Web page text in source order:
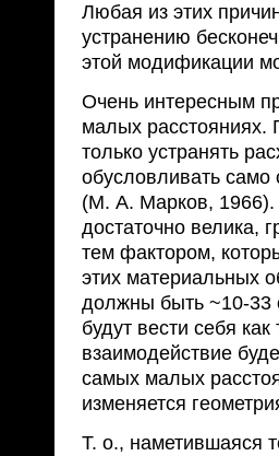
Любая из этих
устранению
этой модификации
Очень интересным
малых расстояниях.
только устранять
обусловливать
(М. А. Марков, 1966).
достаточно велика,
тем фактором,
этих материальных
должны быть ~10-33
будут вести себя
взаимодействие
самых малых
изменяется
Т. о., наметившаяся